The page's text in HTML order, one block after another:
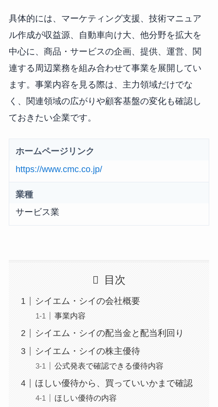
具体的には、マーケティング支援、技術マニュア
ル作成が収益源、自動車向け大、他分野を拡大を
中心に、商品・サービスの企画、提供、運営、関
連する周辺業務を組み合わせて事業を展開してい
ます。事業内容を見る際は、主力領域だけでな
く、関連領域の広がりや顧客基盤の変化も確認し
ておきたい企業です。
ホームページリンク
https://www.cmc.co.jp/
業種
サービス業
目次
シイエム・シイの会社概要
事業内容
シイエム・シイの配当金と配当利回り
シイエム・シイの株主優待
公式発表で確認できる優待内容
ほしい優待から、買っていいかまで確認
ほしい優待の内容